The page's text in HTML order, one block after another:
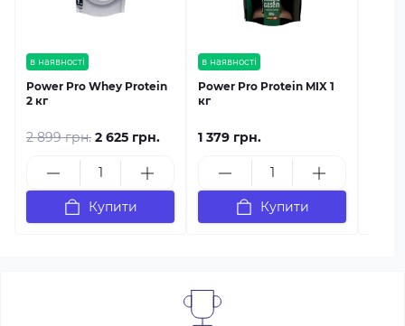
в наявності
Power Pro Whey Protein
2 кг
2 899 грн. 2 625 грн.
Купити
в наявності
Power Pro Protein MIX 1
кг
1 379 грн.
Купити